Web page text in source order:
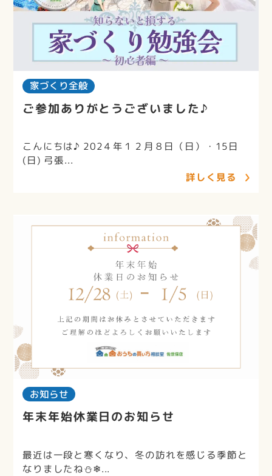
家づくり全般
ご参加ありがとうございました♪
こんにちは♪ 202４年１２月８日（日）・15日
(日) 弓張...
詳しく見る
お知らせ
年末年始休業日のお知らせ
最近は一段と寒くなり、冬の訪れを感じる季節と
なりましたね⛄❄...